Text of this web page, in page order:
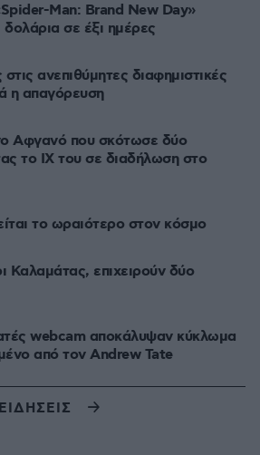
Man: Brand New Day»
σε έξι ημέρες
ανεπιθύμητες διαφημιστικές
η απαγόρευση
Αφγανό που σκότωσε δύο
το ΙΧ του σε διαδήλωση στο
το ωραιότερο στον κόσμο
Καλαμάτας, επιχειρούν δύο
webcam αποκάλυψαν κύκλωμα
από τον Andrew Tate